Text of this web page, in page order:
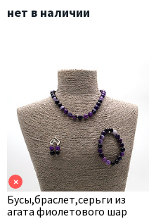
нет в наличии
×
Бусы,браслет,серьги из
агата фиолетового шар